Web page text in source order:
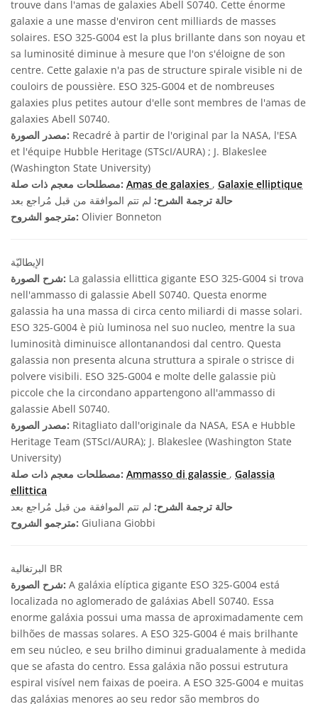
trouve dans l'amas de galaxies Abell S0740. Cette énorme
galaxie a une masse d'environ cent milliards de masses
solaires. ESO 325-G004 est la plus brillante dans son noyau et
sa luminosité diminue à mesure que l'on s'éloigne de son
centre. Cette galaxie n'a pas de structure spirale visible ni de
couloirs de poussière. ESO 325-G004 et de nombreuses
galaxies plus petites autour d'elle sont membres de l'amas de
galaxies Abell S0740.
مصدر الصورة: Recadré à partir de l'original par la NASA, l'ESA
et l'équipe Hubble Heritage (STScI/AURA) ; J. Blakeslee
(Washington State University)
مصطلحات معجم ذات صلة: Amas de galaxies , Galaxie elliptique
حالة ترجمة الشرح: لم تتم الموافقة من قبل مُراجع بعد
مترجمو الشروح: Olivier Bonneton
الإيطاليّة
شرح الصورة: La galassia ellittica gigante ESO 325-G004 si trova
nell'ammasso di galassie Abell S0740. Questa enorme
galassia ha una massa di circa cento miliardi di masse solari.
ESO 325-G004 è più luminosa nel suo nucleo, mentre la sua
luminosità diminuisce allontanandosi dal centro. Questa
galassia non presenta alcuna struttura a spirale o strisce di
polvere visibili. ESO 325-G004 e molte delle galassie più
piccole che la circondano appartengono all'ammasso di
galassie Abell S0740.
مصدر الصورة: Ritagliato dall'originale da NASA, ESA e Hubble
Heritage Team (STScI/AURA); J. Blakeslee (Washington State
University)
مصطلحات معجم ذات صلة: Ammasso di galassie , Galassia
ellittica
حالة ترجمة الشرح: لم تتم الموافقة من قبل مُراجع بعد
مترجمو الشروح: Giuliana Giobbi
البرتغالية BR
شرح الصورة: A galáxia elíptica gigante ESO 325-G004 está
localizada no aglomerado de galáxias Abell S0740. Essa
enorme galáxia possui uma massa de aproximadamente cem
bilhões de massas solares. A ESO 325-G004 é mais brilhante
em seu núcleo, e seu brilho diminui gradualamente à medida
que se afasta do centro. Essa galáxia não possui estrutura
espiral visível nem faixas de poeira. A ESO 325-G004 e muitas
das galáxias menores ao seu redor são membros do